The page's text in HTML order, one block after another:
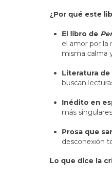
¿Por qué este
El libro de
el amor por la
misma calma
Literatura
buscan
Inédito en
más
Prosa que
desconexión
Lo que dice la